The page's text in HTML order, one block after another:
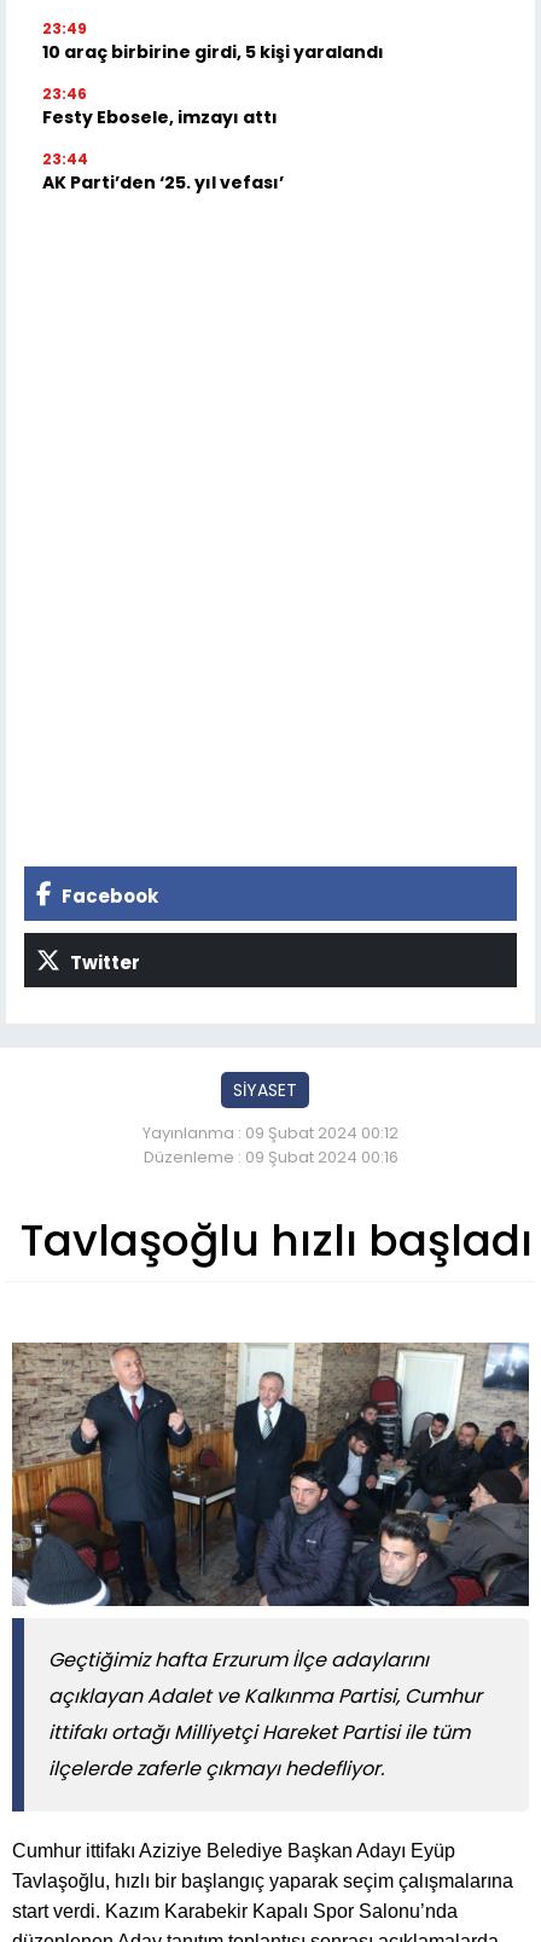
23:49
10 araç birbirine girdi, 5 kişi yaralandı
23:46
Festy Ebosele, imzayı attı
23:44
AK Parti’den ‘25. yıl vefası’
Facebook
Twitter
SİYASET
Yayınlanma : 09 Şubat 2024 00:12
Düzenleme : 09 Şubat 2024 00:16
Tavlaşoğlu hızlı başladı
Geçtiğimiz hafta Erzurum İlçe adaylarını
açıklayan Adalet ve Kalkınma Partisi, Cumhur
ittifakı ortağı Milliyetçi Hareket Partisi ile tüm
ilçelerde zaferle çıkmayı hedefliyor.
Cumhur ittifakı Aziziye Belediye Başkan Adayı Eyüp
Tavlaşoğlu, hızlı bir başlangıç yaparak seçim çalışmalarına
start verdi. Kazım Karabekir Kapalı Spor Salonu’nda